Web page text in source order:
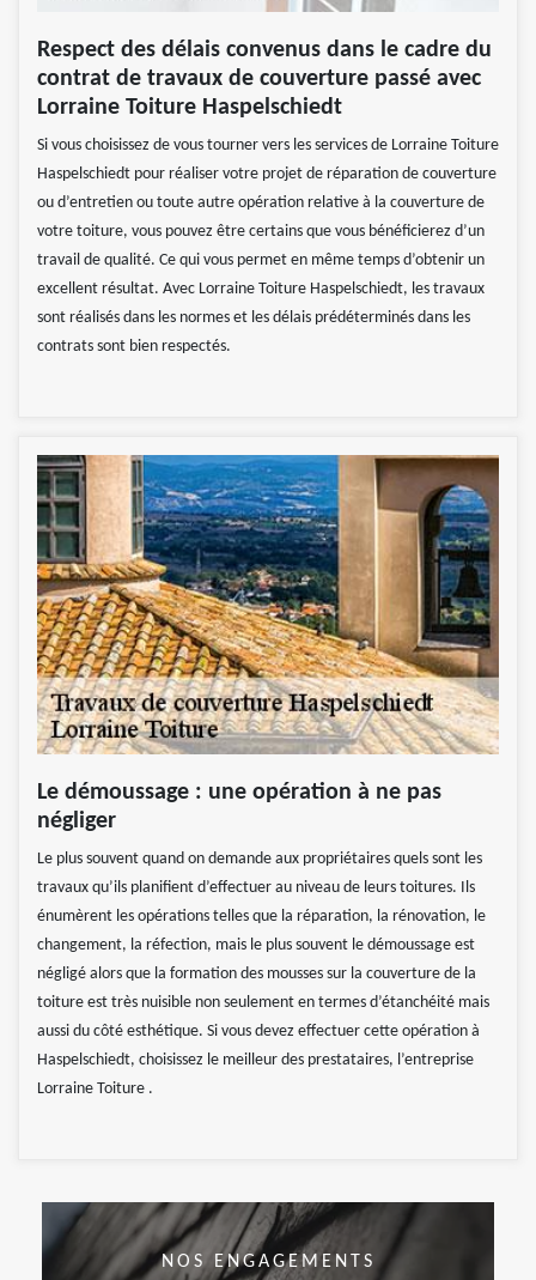
Respect des délais convenus dans le cadre du
contrat de travaux de couverture passé avec
Lorraine Toiture Haspelschiedt
Si vous choisissez de vous tourner vers les services de Lorraine Toiture
Haspelschiedt pour réaliser votre projet de réparation de couverture
ou d’entretien ou toute autre opération relative à la couverture de
votre toiture, vous pouvez être certains que vous bénéficierez d’un
travail de qualité. Ce qui vous permet en même temps d’obtenir un
excellent résultat. Avec Lorraine Toiture Haspelschiedt, les travaux
sont réalisés dans les normes et les délais prédéterminés dans les
contrats sont bien respectés.
Le démoussage : une opération à ne pas
négliger
Le plus souvent quand on demande aux propriétaires quels sont les
travaux qu’ils planifient d’effectuer au niveau de leurs toitures. Ils
énumèrent les opérations telles que la réparation, la rénovation, le
changement, la réfection, mais le plus souvent le démoussage est
négligé alors que la formation des mousses sur la couverture de la
toiture est très nuisible non seulement en termes d’étanchéité mais
aussi du côté esthétique. Si vous devez effectuer cette opération à
Haspelschiedt, choisissez le meilleur des prestataires, l’entreprise
Lorraine Toiture .
NOS ENGAGEMENTS